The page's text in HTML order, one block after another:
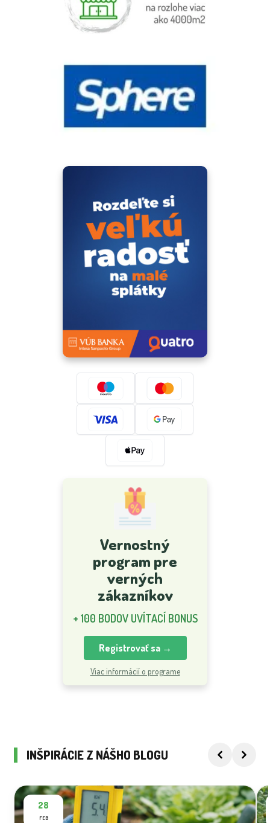
Vernostný
program pre
verných
zákazníkov
+ 100 BODOV UVÍTACÍ BONUS
Registrovať sa →
Viac informácií o programe
INŠPIRÁCIE Z NÁŠHO BLOGU
28
FEB